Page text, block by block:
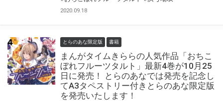
2020.09.18
とらのあな限定版 書籍
まんがタイムきららの人気作品「おちこ
ぼれフルーツタルト」最新4巻が10月25
日に発売！ とらのあなでは発売を記念し
てA3タペストリー付きとらのあな限定版
を発売いたします！